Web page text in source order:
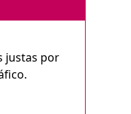
justas por